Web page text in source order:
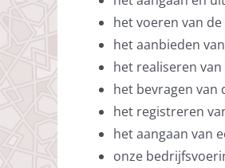
het voeren van
het aanbieden
het realiseren
het bevragen van
het registreren
het aangaan van
onze